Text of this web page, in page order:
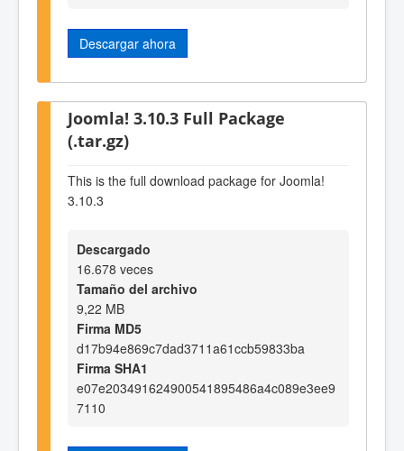
Descargar ahora
Joomla! 3.10.3 Full Package
(.tar.gz)
This is the full download package for Joomla!
3.10.3
Descargado
16.678 veces
Tamaño del archivo
9,22 MB
Firma MD5
d17b94e869c7dad3711a61ccb59833ba
Firma SHA1
e07e203491624900541895486a4c089e3ee9
7110